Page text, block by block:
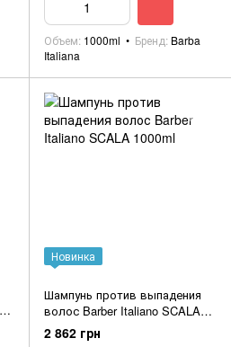
Объем 1000ml Бренд Barba
Italiana
Новинка
Шампунь против выпадения
волос Barber Italiano SCALA
1000ml
2 862 грн